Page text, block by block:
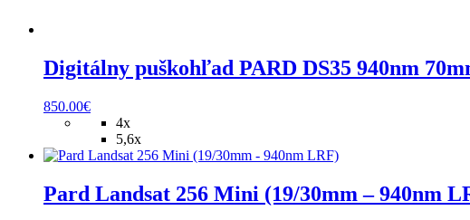
Digitálny puškohľad PARD DS35 940nm
850.00€
4x
5,6x
Pard Landsat 256 Mini (19/30mm – 940nm